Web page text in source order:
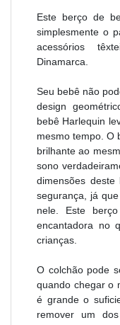
Este berço de
simplesmente o
acessórios
Dinamarca.
Seu bebê não
design
bebê Harlequin
mesmo tempo. O
brilhante ao
sono
dimensões
segurança, já
nele. Este
encantadora no
crianças.
O colchão pode
quando chegar o
é grande o
remover um